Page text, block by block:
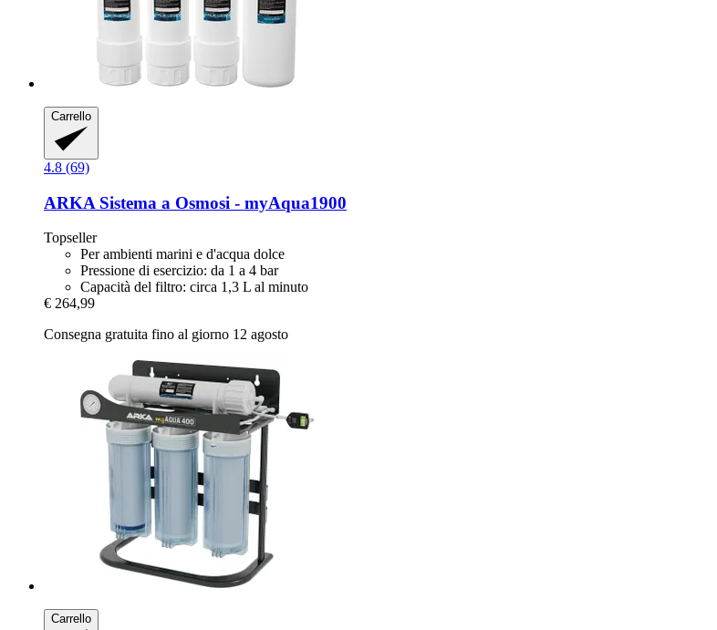
Carrello
4.8 (69)
ARKA Sistema a Osmosi -​ myAqua1900
Topseller
Per ambienti marini e d'acqua dolce
Pressione di esercizio: da 1 a 4 bar
Capacità del filtro: circa 1,3 L al minuto
€ 264,99
Consegna gratuita fino al giorno 12 agosto
Carrello